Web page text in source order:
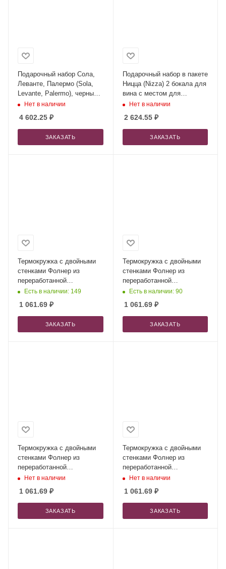
Подарочный набор Сола,
Леванте, Палермо (Sola,
Levante, Palermo), черный
(сумка, зонт, термокружка)
Нет в наличии
4 602.25 ₽
ЗАКАЗАТЬ
Подарочный набор в пакете
Ницца (Nizza) 2 бокала для
вина с местом для
алкоголя
Нет в наличии
2 624.55₽
ЗАКАЗАТЬ
Термокружка с двойными
стенками Фолнер из
переработанной
нержавеющей стали,
Есть в наличии: 149
1 061.69 ₽
ЗАКАЗАТЬ
Термокружка с двойными
стенками Фолнер из
переработанной
нержавеющей стали,
Есть в наличии: 90
1 061.69₽
ЗАКАЗАТЬ
Термокружка с двойными
стенками Фолнер из
переработанной
нержавеющей стали,
темно-зеленый
Нет в наличии
1 061.69 ₽
ЗАКАЗАТЬ
Термокружка с двойными
стенками Фолнер из
переработанной
нержавеющей стали,
темно-красный
Нет в наличии
1 061.69₽
ЗАКАЗАТЬ